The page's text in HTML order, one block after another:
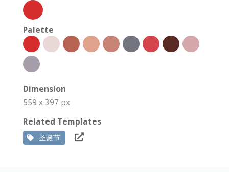
Palette
Dimension
559 x 397 px
Related Templates
圣诞节